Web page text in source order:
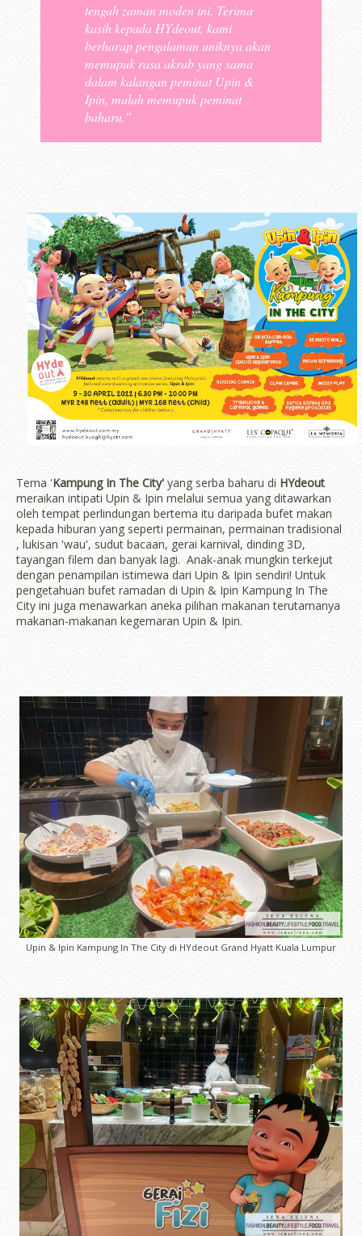
tengah zaman moden ini. Terima
kasih kepada HYdeout, kami
berharap pengalaman uniknya akan
memupuk rasa akrab yang sama
dalam kalangan peminat Upin &
Ipin, malah memupuk peminat
baharu.”
Tema 'Kampung In The City' yang serba baharu di HYdeout
meraikan intipati Upin & Ipin melalui semua yang ditawarkan
oleh tempat perlindungan bertema itu daripada bufet makan
kepada hiburan yang seperti permainan, permainan tradisional
, lukisan 'wau', sudut bacaan, gerai karnival, dinding 3D,
tayangan filem dan banyak lagi. Anak-anak mungkin terkejut
dengan penampilan istimewa dari Upin & Ipin sendiri! Untuk
pengetahuan bufet ramadan di Upin & Ipin Kampung In The
City ini juga menawarkan aneka pilihan makanan terutamanya
makanan-makanan kegemaran Upin & Ipin.
Upin & Ipin Kampung In The City di HYdeout Grand Hyatt Kuala Lumpur